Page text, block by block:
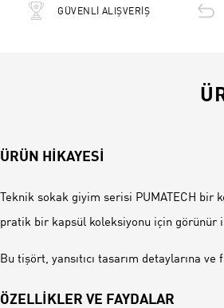
GÜVENLİ ALIŞVERİŞ
ÜRÜN HİKAYESİ
Teknik sokak giyim serisi PUMATECH bir
pratik bir kapsül koleksiyonu için görünür
Bu tişört, yansıtıcı tasarım detaylarına
ÖZELLİKLER VE FAYDALAR